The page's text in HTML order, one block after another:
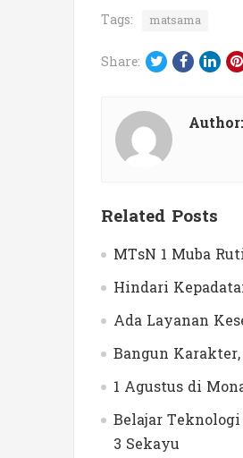
Tags: matsama
Share: Twitter
Author:
Related Posts
MTsN 1 Muba
Hindari
Ada Layanan
Bangun
1 Agustus di
Belajar
3 Sekayu